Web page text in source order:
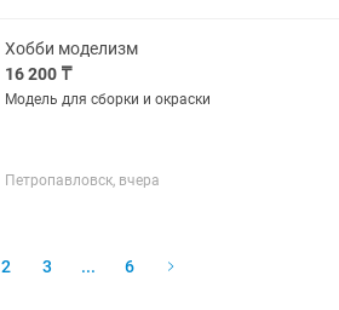
Хобби моделизм
16 200 ₸
Модель для сборки и окраски
Петропавловск, вчера
2 3 ... 6